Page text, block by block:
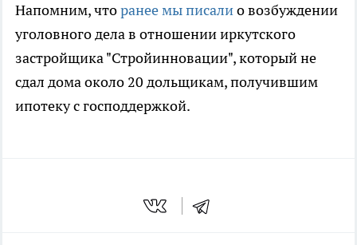
Напомним, чторанее мы писалио возбуждении
уголовного дела в отношении иркутского
застройщика "Стройинновации", который не
сдал дома около 20 дольщикам, получившим
ипотеку с господдержкой.